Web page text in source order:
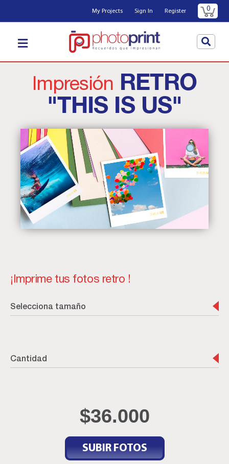
My Projects Sign In Register 0
Impresión RETRO
"THIS IS US"
¡Imprime tus fotos retro !
Selecciona tamaño
Cantidad
$36.000
SUBIR FOTOS